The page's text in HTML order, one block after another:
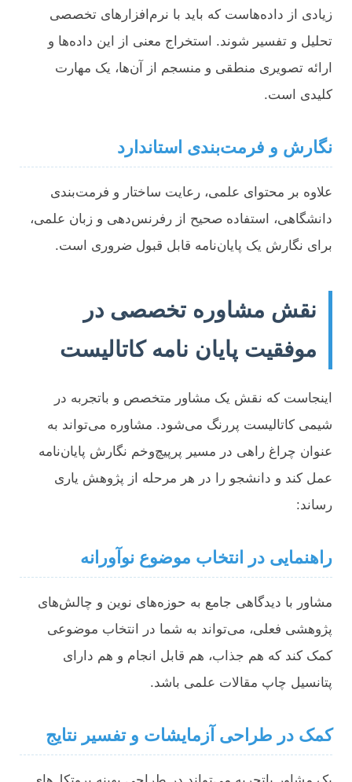
زیادی از داده‌هاست که باید با نرم‌افزارهای تخصصی
تحلیل و تفسیر شوند. استخراج معنی از این داده‌ها و
ارائه تصویری منطقی و منسجم از آن‌ها، یک مهارت
کلیدی است.
نگارش و فرمت‌بندی استاندارد
علاوه بر محتوای علمی، رعایت ساختار و فرمت‌بندی
دانشگاهی، استفاده صحیح از رفرنس‌دهی و زبان علمی،
برای نگارش یک پایان‌نامه قابل قبول ضروری است.
نقش مشاوره تخصصی در
موفقیت پایان نامه کاتالیست
اینجاست که نقش یک مشاور متخصص و باتجربه در
شیمی کاتالیست پررنگ می‌شود. مشاوره می‌تواند به
عنوان چراغ راهی در مسیر پرپیچ‌وخم نگارش پایان‌نامه
عمل کند و دانشجو را در هر مرحله از پژوهش یاری
رساند:
راهنمایی در انتخاب موضوع نوآورانه
مشاور با دیدگاهی جامع به حوزه‌های نوین و چالش‌های
پژوهشی فعلی، می‌تواند به شما در انتخاب موضوعی
کمک کند که هم جذاب، هم قابل انجام و هم دارای
پتانسیل چاپ مقالات علمی باشد.
کمک در طراحی آزمایشات و تفسیر نتایج